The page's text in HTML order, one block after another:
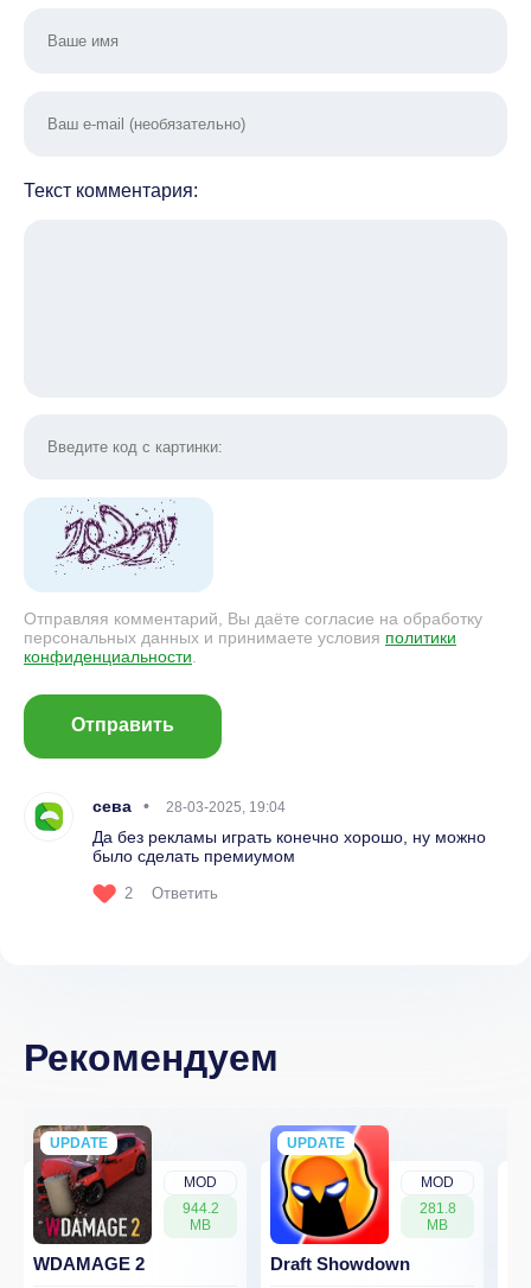
Текст комментария:
Отправляя комментарий, Вы даёте согласие на обработку
персональных данных и принимаете условия политики
конфиденциальности.
Отправить
сева 28-03-2025, 19:04
Да без рекламы играть конечно хорошо, ну можно
было сделать премиумом
2 Ответить
Рекомендуем
MOD
944.2
MB
UPDATE
NEW
WDAMAGE 2
MOD
281.8
MB
UPDATE
NEW
Draft Showdown